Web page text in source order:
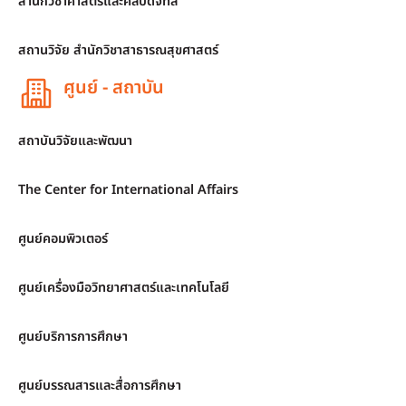
สถานวิจัย สำนักวิชาสาธารณสุขศาสตร์
ศูนย์ - สถาบัน
สถาบันวิจัยและพัฒนา
The Center for International Affairs
ศูนย์คอมพิวเตอร์
ศูนย์เครื่องมือวิทยาศาสตร์และเทคโนโลยี
ศูนย์บริการการศึกษา
ศูนย์บรรณสารและสื่อการศึกษา